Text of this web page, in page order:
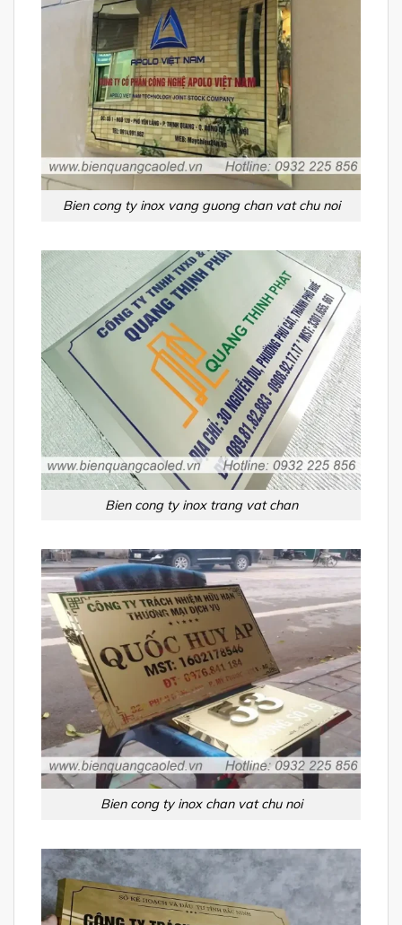
Bien cong ty inox vang guong chan vat chu noi
Bien cong ty inox trang vat chan
Bien cong ty inox chan vat chu noi